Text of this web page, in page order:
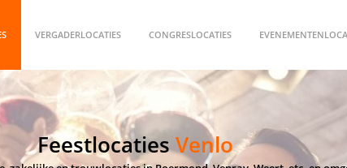
VERGADERLOCATIES CONGRESLOCATIES
FeestlocatiesVenlo